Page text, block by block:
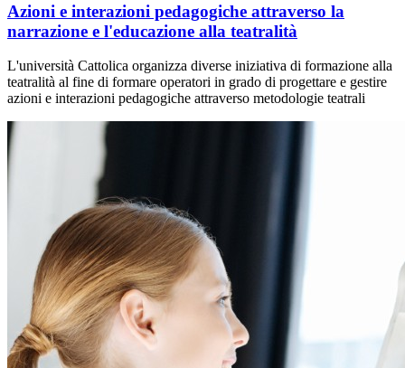
Azioni e interazioni pedagogiche attraverso la
narrazione e l'educazione alla teatralità
L'università Cattolica organizza diverse iniziativa di formazione alla
teatralità al fine di formare operatori in grado di progettare e gestire
azioni e interazioni pedagogiche attraverso metodologie teatrali